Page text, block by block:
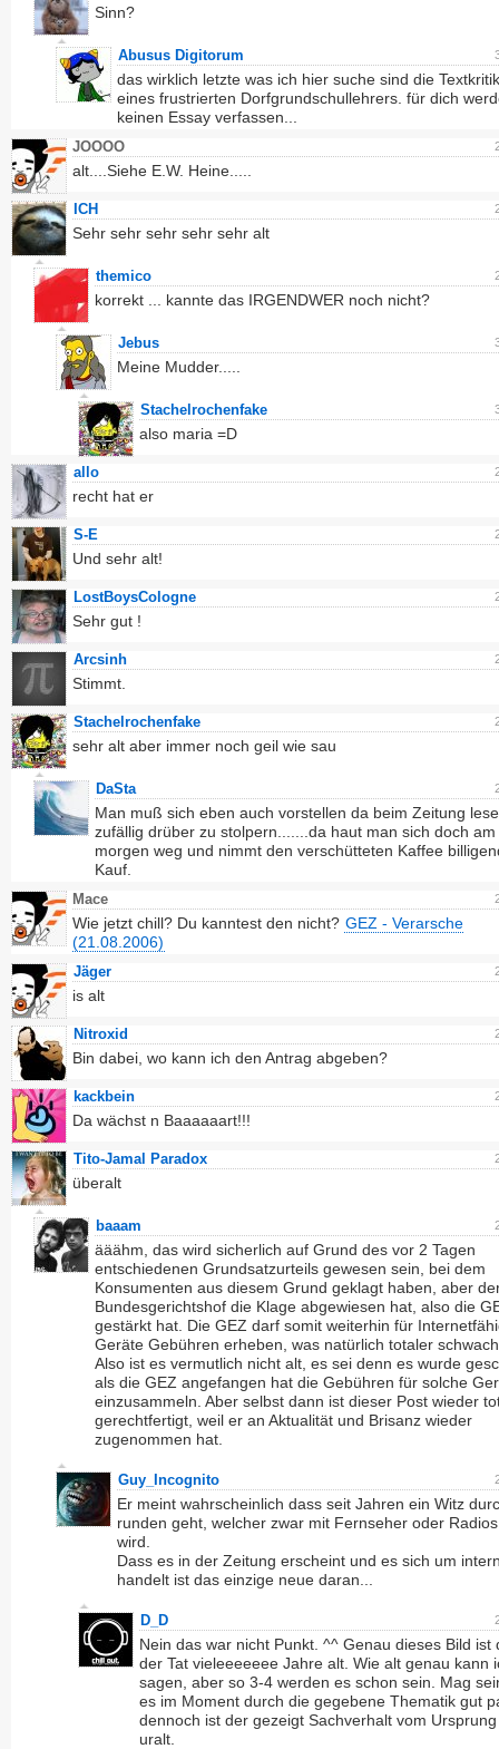
Sinn?
Abusus Digitorum
das wirklich letzte was ich hier suche sind die
eines frustrierten Dorfgrundschullehrers. für dich
keinen Essay verfassen...
JOOOO
alt....Siehe E.W. Heine.....
ICH
Sehr sehr sehr sehr sehr alt
themico
korrekt ... kannte das IRGENDWER noch nicht?
Jebus
Meine Mudder.....
Stachelrochenfake
also maria =D
allo
recht hat er
S-E
Und sehr alt!
LostBoysCologne
Sehr gut !
Arcsinh
Stimmt.
Stachelrochenfake
sehr alt aber immer noch geil wie sau
DaSta
Man muß sich eben auch vorstellen da beim Zeitung
zufällig drüber zu stolpern.......da haut man sich doch
morgen weg und nimmt den verschütteten Kaffee
Kauf.
Mace
Wie jetzt chill? Du kanntest den nicht? GEZ - Verarsche
(21.08.2006)
Jäger
is alt
Nitroxid
Bin dabei, wo kann ich den Antrag abgeben?
kackbein
Da wächst n Baaaaaart!!!
Tito-Jamal Paradox
überalt
baaam
ääähm, das wird sicherlich auf Grund des vor 2 Tagen
entschiedenen Grundsatzurteils gewesen sein, bei dem
Konsumenten aus diesem Grund geklagt haben, aber
Bundesgerichtshof die Klage abgewiesen hat, also die
gestärkt hat. Die GEZ darf somit weiterhin für
Geräte Gebühren erheben, was natürlich totaler
Also ist es vermutlich nicht alt, es sei denn es wurde
als die GEZ angefangen hat die Gebühren für solche
einzusammeln. Aber selbst dann ist dieser Post wieder
gerechtfertigt, weil er an Aktualität und Brisanz wieder
zugenommen hat.
Guy_Incognito
Er meint wahrscheinlich dass seit Jahren ein Witz
runden geht, welcher zwar mit Fernseher oder
wird.
Dass es in der Zeitung erscheint und es sich um
handelt ist das einzige neue daran...
D_D
Nein das war nicht Punkt. ^^ Genau dieses Bild ist
der Tat vieleeeeeee Jahre alt. Wie alt genau kann
sagen, aber so 3-4 werden es schon sein. Mag
es im Moment durch die gegebene Thematik gut
dennoch ist der gezeigt Sachverhalt vom
uralt.